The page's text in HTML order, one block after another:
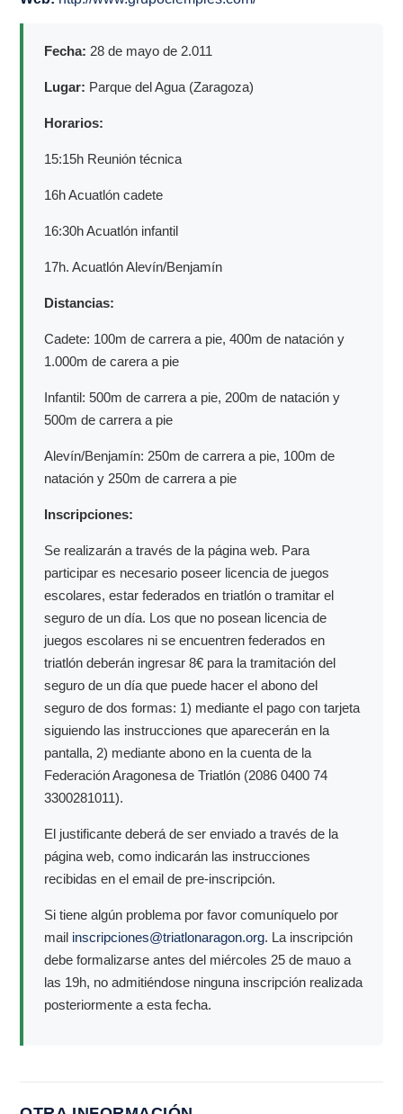
Fecha: 28 de mayo de 2.011
Lugar: Parque del Agua (Zaragoza)
Horarios:
15:15h Reunión técnica
16h Acuatlón cadete
16:30h Acuatlón infantil
17h. Acuatlón Alevín/Benjamín
Distancias:
Cadete: 100m de carrera a pie, 400m de natación y
1.000m de carera a pie
Infantil: 500m de carrera a pie, 200m de natación y
500m de carrera a pie
Alevín/Benjamín: 250m de carrera a pie, 100m de
natación y 250m de carrera a pie
Inscripciones:
Se realizarán a través de la página web. Para
participar es necesario poseer licencia de juegos
escolares, estar federados en triatlón o tramitar el
seguro de un día. Los que no posean licencia de
juegos escolares ni se encuentren federados en
triatlón deberán ingresar 8€ para la tramitación del
seguro de un día que puede hacer el abono del
seguro de dos formas: 1) mediante el pago con tarjeta
siguiendo las instrucciones que aparecerán en la
pantalla, 2) mediante abono en la cuenta de la
Federación Aragonesa de Triatlón (2086 0400 74
3300281011).
El justificante deberá de ser enviado a través de la
página web, como indicarán las instrucciones
recibidas en el email de pre-inscripción.
Si tiene algún problema por favor comuníquelo por
mail inscripciones@triatlonaragon.org. La inscripción
debe formalizarse antes del miércoles 25 de mauo a
las 19h, no admitiéndose ninguna inscripción realizada
posteriormente a esta fecha.